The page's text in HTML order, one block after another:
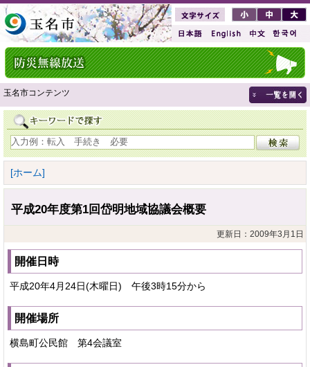
玉名市コンテンツ
[ホーム]
平成20年度第1回岱明地域協議会概要
更新日：2009年3月1日
開催日時
平成20年4月24日(木曜日) 午後3時15分から
開催場所
横島町公民館 第4会議室